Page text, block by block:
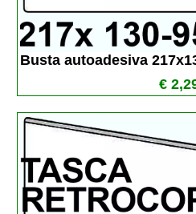
Busta autoadesiva
€